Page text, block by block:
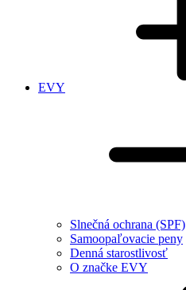
EVY
Slnečná ochrana (SPF)
Samoopaľovacie peny
Denná starostlivosť
O značke EVY